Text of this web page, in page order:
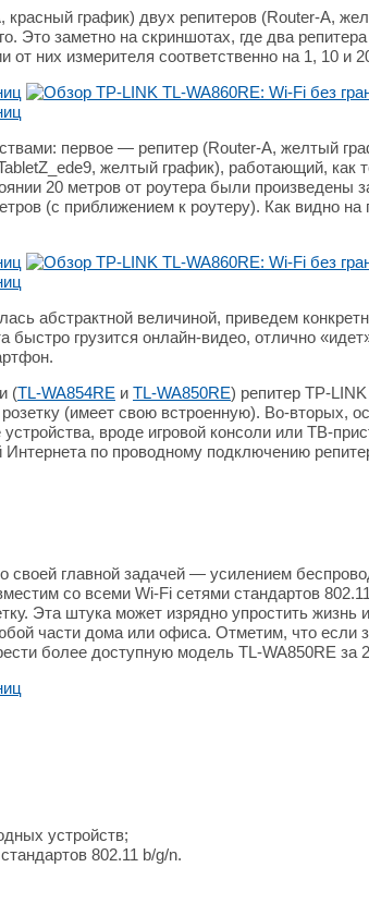
график) двух репитеров (Router-A,
Это заметно на скриншотах, где два
них измерителя соответственно на 1, 10 и
первое — репитер (Router-A, желтый
желтый график), работающий, как
20 метров от роутера были произведены
(с приближением к роутеру). Как видно на
абстрактной величиной, приведем
грузится онлайн-видео, отлично
(TL-WA854RE и TL-WA850RE) репитер TP-
(имеет свою встроенную). Во-вторых,
вроде игровой консоли или ТВ-
по проводному подключению
своей главной задачей — усилением
со всеми Wi-Fi сетями стандартов
Эта штука может изрядно упростить жизнь
части дома или офиса. Отметим, что если
более доступную модель TL-WA850RE за
устройств;
802.11 b/g/n.